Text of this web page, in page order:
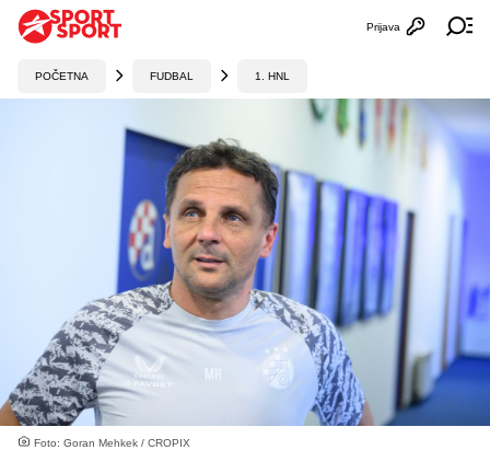
Otvori
Prijava
POČETNA FUDBAL 1. HNL
Foto: Goran Mehkek / CROPIX